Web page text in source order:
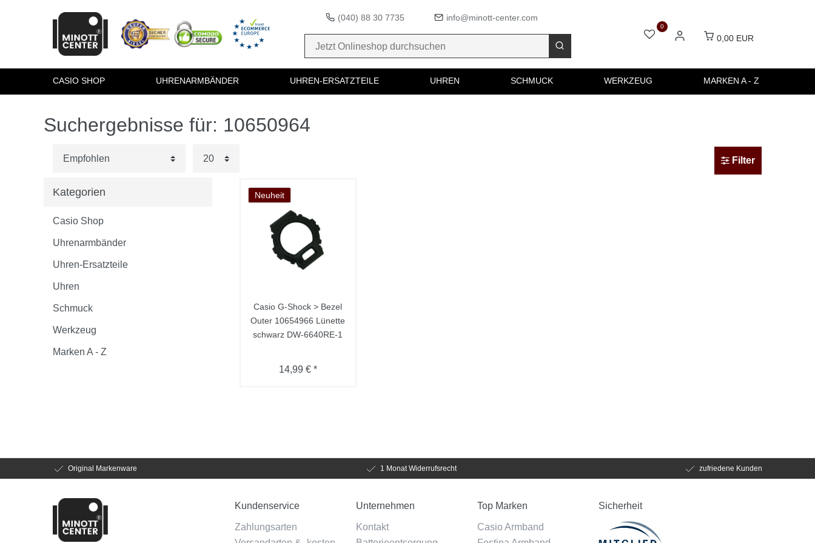
(040) 88 30 7735 info@minott-center.com
0
0,00 EUR
CASIO SHOP UHRENARMBÄNDER UHREN-ERSATZTEILE UHREN SCHMUCK WERKZEUG MARKEN A - Z
Suchergebnisse für: 10650964
Filter
Kategorien
Casio Shop
Uhrenarmbänder
Uhren-Ersatzteile
Uhren
Schmuck
Werkzeug
Marken A - Z
Neuheit
Casio G-Shock > Bezel
Outer 10654966 Lünette
schwarz DW-6640RE-1
14,99 € *
Original Markenware 1 Monat Widerrufsrecht zufriedene Kunden
Kundenservice
Zahlungsarten
Unternehmen
Kontakt
Top Marken
Casio Armband
Sicherheit